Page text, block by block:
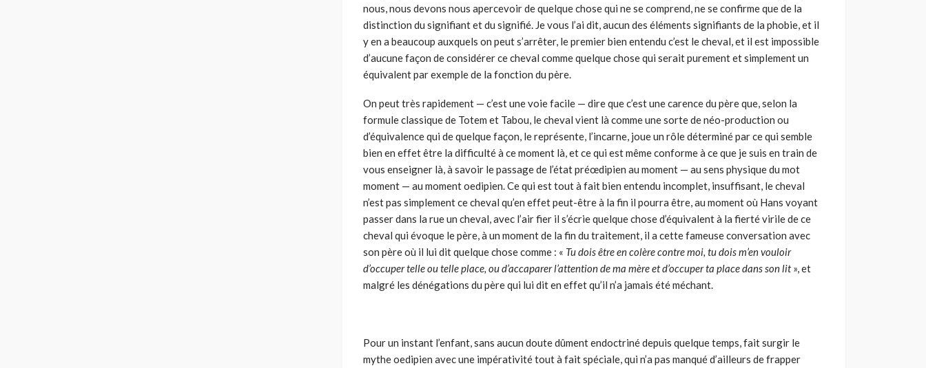
nous, nous devons nous aper­cevoir de quelque chose qui ne se comprend, ne se confirme que de la
distinction du signifiant et du signifié. Je vous l’ai dit, aucun des éléments signifiants de la phobie, et il
y en a beaucoup auxquels on peut s’arrêter, le premier bien entendu c’est le cheval, et il est impossible
d’aucune façon de considérer ce cheval comme quelque chose qui serait purement et simplement un
équivalent par exemple de la fonction du père.
On peut très rapidement — c’est une voie facile — dire que c’est une carence du père que, selon la
formule classique de Totem et Tabou, le cheval vient là comme une sorte de néo-production ou
d’équivalence qui de quelque façon, le représente, l’incarne, joue un rôle déterminé par ce qui semble
bien en effet être la difficulté à ce moment là, et ce qui est même conforme à ce que je suis en train de
vous enseigner là, à savoir le passage de l’état préœdipien au moment — au sens physique du mot
moment — au moment oedipien. Ce qui est tout à fait bien entendu incomplet, insuffisant, le cheval
n’est pas simplement ce cheval qu’en effet peut-être à la fin il pourra être, au moment où Hans voyant
passer dans la rue un cheval, avec l’air fier il s’écrie quelque chose d’équivalent à la fierté virile de ce
cheval qui évoque le père, à un moment de la fin du trai­tement, il a cette fameuse conversation avec
son père où il lui dit quelque chose comme : « Tu dois être en colère contre moi, tu dois m’en vouloir
d’occuper telle ou telle place, ou d’accaparer l’attention de ma mère et d’occuper ta place dans son lit», et
malgré les dénégations du père qui lui dit en effet qu’il n’a jamais été méchant.
Pour un instant l’enfant, sans aucun doute dûment endoctriné depuis quelque temps, fait surgir le
mythe oedipien avec une impérativité tout à fait spéciale, qui n’a pas manqué d’ailleurs de frapper